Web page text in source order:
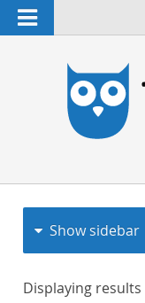
Navigation
Show sidebar
Displaying results